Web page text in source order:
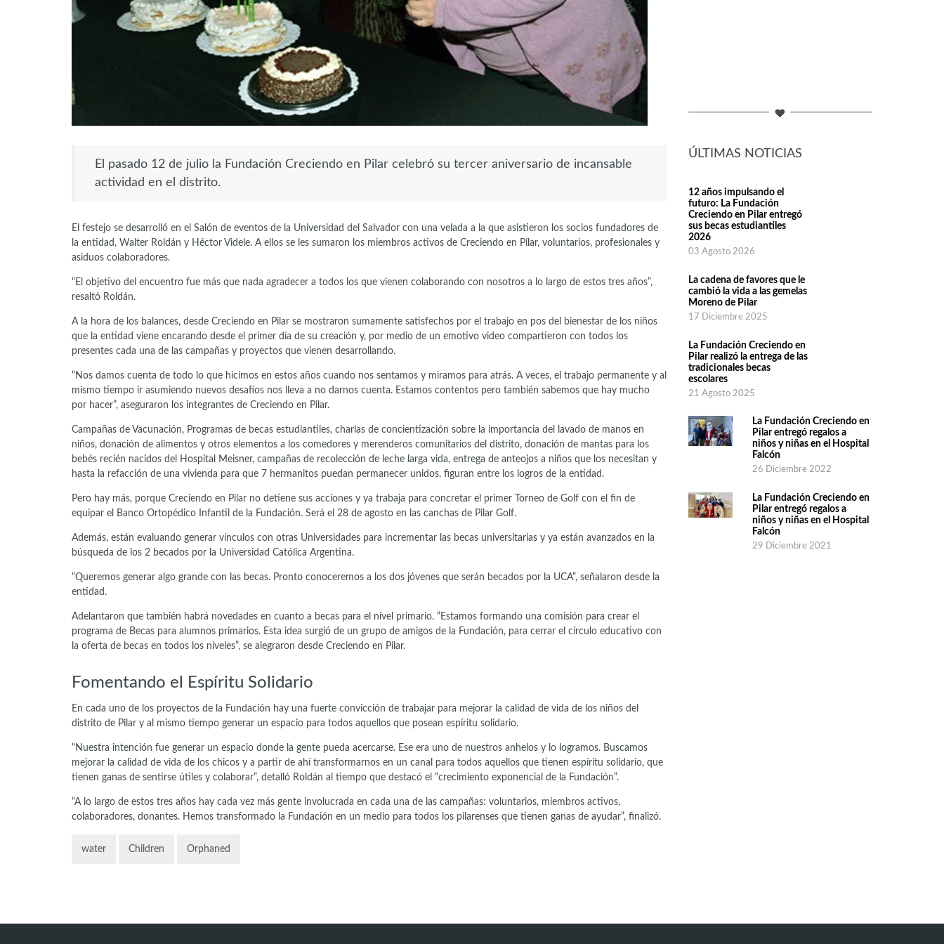
El pasado 12 de julio la Fundación Creciendo en Pilar celebró su tercer aniversario de incansable
actividad en el distrito.
El festejo se desarrolló en el Salón de eventos de la Universidad del Salvador con una velada a la que asistieron los socios fundadores de
la entidad, Walter Roldán y Héctor Videle. A ellos se les sumaron los miembros activos de Creciendo en Pilar, voluntarios, profesionales y
asiduos colaboradores.
“El objetivo del encuentro fue más que nada agradecer a todos los que vienen colaborando con nosotros a lo largo de estos tres años”,
resaltó Roldán.
A la hora de los balances, desde Creciendo en Pilar se mostraron sumamente satisfechos por el trabajo en pos del bienestar de los niños
que la entidad viene encarando desde el primer día de su creación y, por medio de un emotivo video compartieron con todos los
presentes cada una de las campañas y proyectos que vienen desarrollando.
“Nos damos cuenta de todo lo que hicimos en estos años cuando nos sentamos y miramos para atrás. A veces, el trabajo permanente y al
mismo tiempo ir asumiendo nuevos desafíos nos lleva a no darnos cuenta. Estamos contentos pero también sabemos que hay mucho
por hacer”, aseguraron los integrantes de Creciendo en Pilar.
Campañas de Vacunación, Programas de becas estudiantiles, charlas de concientización sobre la importancia del lavado de manos en
niños, donación de alimentos y otros elementos a los comedores y merenderos comunitarios del distrito, donación de mantas para los
bebés recién nacidos del Hospital Meisner, campañas de recolección de leche larga vida, entrega de anteojos a niños que los necesitan y
hasta la refacción de una vivienda para que 7 hermanitos puedan permanecer unidos, figuran entre los logros de la entidad.
Pero hay más, porque Creciendo en Pilar no detiene sus acciones y ya trabaja para concretar el primer Torneo de Golf con el fin de
equipar el Banco Ortopédico Infantil de la Fundación. Será el 28 de agosto en las canchas de Pilar Golf.
Además, están evaluando generar vínculos con otras Universidades para incrementar las becas universitarias y ya están avanzados en la
búsqueda de los 2 becados por la Universidad Católica Argentina.
“Queremos generar algo grande con las becas. Pronto conoceremos a los dos jóvenes que serán becados por la UCA”, señalaron desde la
entidad.
Adelantaron que también habrá novedades en cuanto a becas para el nivel primario. “Estamos formando una comisión para crear el
programa de Becas para alumnos primarios. Esta idea surgió de un grupo de amigos de la Fundación, para cerrar el círculo educativo con
la oferta de becas en todos los niveles”, se alegraron desde Creciendo en Pilar.
Fomentando el Espíritu Solidario
En cada uno de los proyectos de la Fundación hay una fuerte convicción de trabajar para mejorar la calidad de vida de los niños del
distrito de Pilar y al mismo tiempo generar un espacio para todos aquellos que posean espíritu solidario.
“Nuestra intención fue generar un espacio donde la gente pueda acercarse. Ese era uno de nuestros anhelos y lo logramos. Buscamos
mejorar la calidad de vida de los chicos y a partir de ahí transformarnos en un canal para todos aquellos que tienen espíritu solidario, que
tienen ganas de sentirse útiles y colaborar”, detalló Roldán al tiempo que destacó el “crecimiento exponencial de la Fundación”.
“A lo largo de estos tres años hay cada vez más gente involucrada en cada una de las campañas: voluntarios, miembros activos,
colaboradores, donantes. Hemos transformado la Fundación en un medio para todos los pilarenses que tienen ganas de ayudar”, finalizó.
water Children Orphaned
ÚLTIMAS NOTICIAS
12 años impulsando el
futuro: La Fundación
Creciendo en Pilar entregó
sus becas estudiantiles
2026
03 Agosto 2026
La cadena de favores que le
cambió la vida a las gemelas
Moreno de Pilar
17 Diciembre 2025
La Fundación Creciendo en
Pilar realizó la entrega de las
tradicionales becas
escolares
21 Agosto 2025
La Fundación Creciendo en
Pilar entregó regalos a
niños y niñas en el Hospital
Falcón
26 Diciembre 2022
La Fundación Creciendo en
Pilar entregó regalos a
niños y niñas en el Hospital
Falcón
29 Diciembre 2021